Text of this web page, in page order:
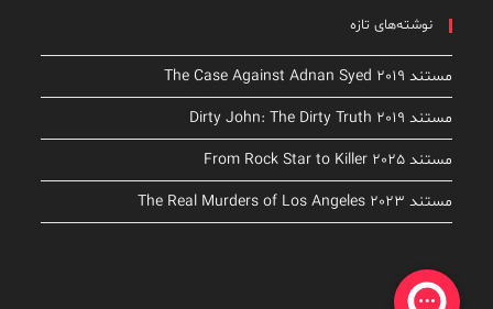
نوشته‌های تازه
مستند The Case Against Adnan Syed 2019
مستند Dirty John: The Dirty Truth 2019
مستند From Rock Star to Killer 2025
مستند The Real Murders of Los Angeles 2023